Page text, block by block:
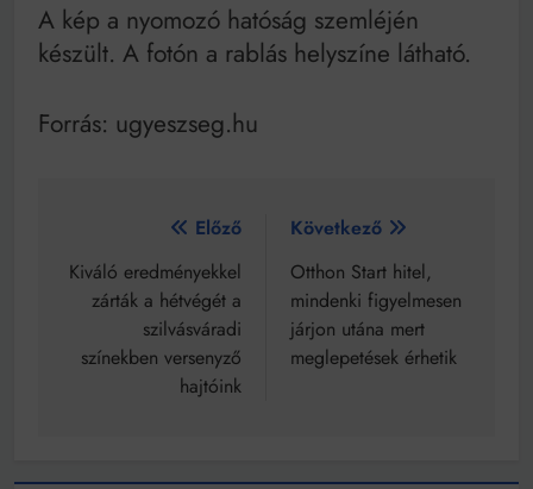
A kép a nyomozó hatóság szemléjén
készült. A fotón a rablás helyszíne látható.
Forrás: ugyeszseg.hu
Bejegyzés
navigáció
Előző
Kiváló eredményekkel
zárták a hétvégét a
szilvásváradi
színekben versenyző
hajtóink
Következő
Otthon Start hitel,
mindenki figyelmesen
járjon utána mert
meglepetések érhetik